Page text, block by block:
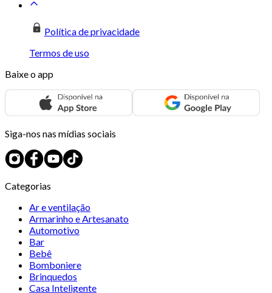
Política de privacidade
Termos de uso
Baixe o app
Siga-nos nas mídias sociais
Categorias
Ar e ventilação
Armarinho e Artesanato
Automotivo
Bar
Bebê
Bomboniere
Brinquedos
Casa Inteligente